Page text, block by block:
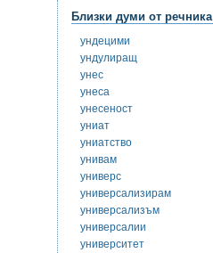
Близки думи от речника
ундецими
ундулиращ
унес
унеса
унесеност
униат
униатство
унивам
универс
универсализирам
универсализъм
универсалии
университет